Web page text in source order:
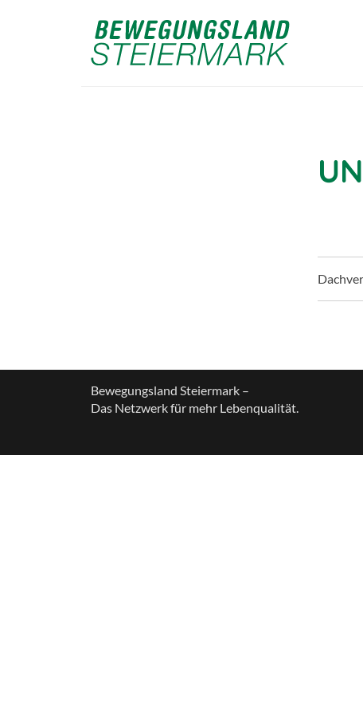
Bewegungsland Steiermark –
Das Netzwerk für mehr Lebenqualität.